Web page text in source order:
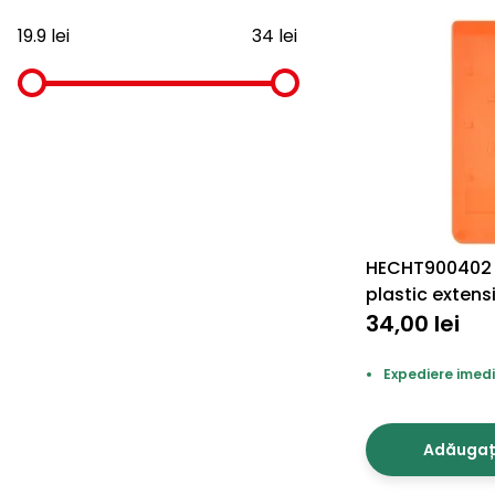
19.9 lei
34 lei
plastic
34,00 lei
Expediere